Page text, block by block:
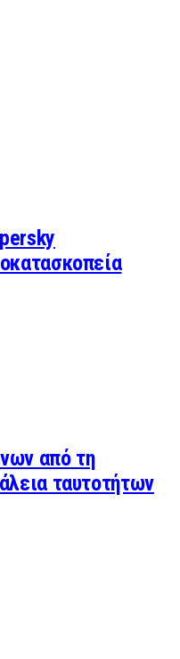
από τη
ταυτοτήτων